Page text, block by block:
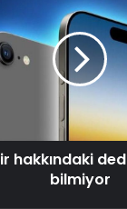
hakkındaki
bilmiyor